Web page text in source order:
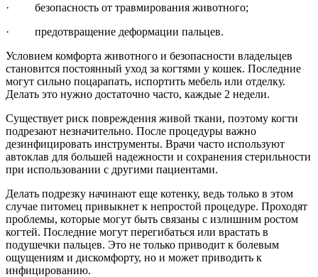
· безопасность от травмирования животного;
· предотвращение деформации пальцев.
Условием комфорта животного и безопасности владельцев
становится постоянный уход за когтями у кошек. Последние
могут сильно поцарапать, испортить мебель или отделку.
Делать это нужно достаточно часто, каждые 2 недели.
Существует риск повреждения живой ткани, поэтому когти
подрезают незначительно. После процедуры важно
дезинфицировать инструменты. Врачи часто используют
автоклав для большей надежности и сохранения стерильности
при использовании с другими пациентами.
Делать подрезку начинают еще котенку, ведь только в этом
случае питомец привыкнет к непростой процедуре. Проходят
проблемы, которые могут быть связаны с излишним ростом
когтей. Последние могут перегибаться или врастать в
подушечки пальцев. Это не только приводит к болевым
ощущениям и дискомфорту, но и может приводить к
инфицированию.